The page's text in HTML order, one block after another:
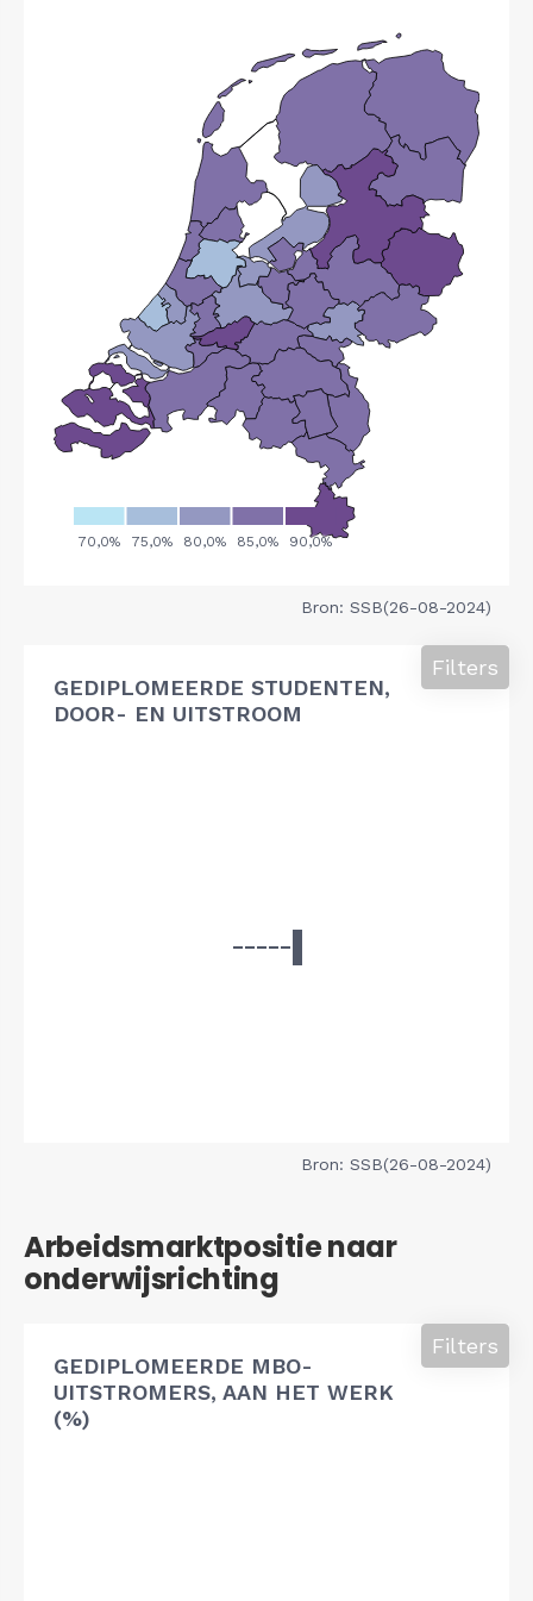
Bron: SSB(26-08-2024)
GEDIPLOMEERDE STUDENTEN,
DOOR- EN UITSTROOM
Filters
Bron: SSB(26-08-2024)
Arbeidsmarktpositie naar
onderwijsrichting
GEDIPLOMEERDE MBO-
UITSTROMERS, AAN HET WERK
(%)
Filters